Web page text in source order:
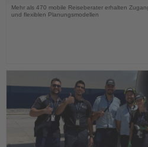
Mehr als 470 mobile Reiseberater erhalten
und flexiblen Planungsmodellen